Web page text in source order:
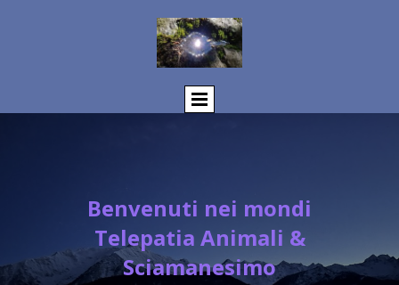
Benvenuti nei mondi
Telepatia Animali &
Sciamanesimo